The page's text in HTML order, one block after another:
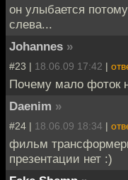
он улыбается
слева...
Johannes »
#23 | 18.06.09 17:42 |
Почему мало фоток
Daenim »
#24 | 18.06.09 18:34 |
фильм
презентации нет :)